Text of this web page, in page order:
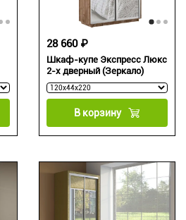
Шкаф-купе Экспресс Люкс
2-х дверный (Зеркало)
28 660 ₽
В корзину